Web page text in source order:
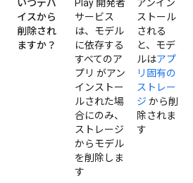
いつデバ
イスから
削除され
ますか？
Play 開発者
サービス
は、モデル
に依存する
すべてのア
プリ がアン
インストー
ルされた場
合にのみ、
ストレージ
からモデル
を削除しま
す
アンイン
ストール
される
と、モデ
ルはアプ
リ固有の
ストレー
ジ から削
除されま
す